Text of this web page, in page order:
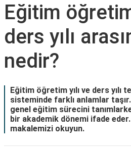
Eğitim
ders yılı
nedir?
Eğitim öğretim yılı ve ders yılı
sisteminde farklı anlamlar
genel eğitim sürecini
bir akademik dönemi ifade
makalemizi okuyun.